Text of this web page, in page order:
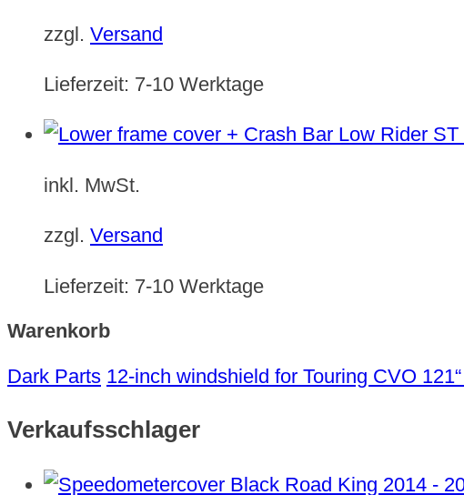
zzgl. Versand
Lieferzeit: 7-10 Werktage
inkl. MwSt.
zzgl. Versand
Lieferzeit: 7-10 Werktage
Warenkorb
Dark Parts 12-inch windshield for Touring CVO
Verkaufsschlager